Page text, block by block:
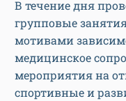
В течение дня
групповые
мотивами
медицинское
мероприятия на
спортивные и